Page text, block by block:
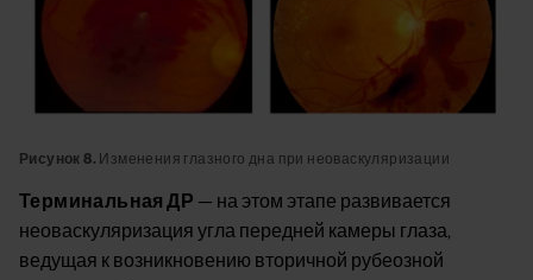
Рисунок 8. Изменения глазного дна при неоваскуляризации
Терминальная ДР — на этом этапе развивается
неоваскуляризация угла передней камеры глаза,
ведущая к возникновению вторичной рубеозной